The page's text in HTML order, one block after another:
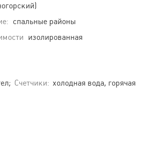
спальные районы
изолированная
Счетчики: холодная вода, горячая